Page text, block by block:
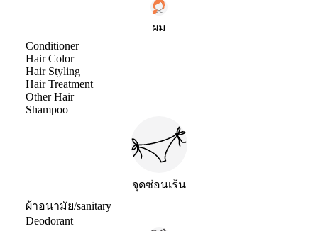
ผม
Conditioner
Hair Color
Hair Styling
Hair Treatment
Other Hair
Shampoo
จุดซ่อนเร้น
ผ้าอนามัย/sanitary
Deodorant